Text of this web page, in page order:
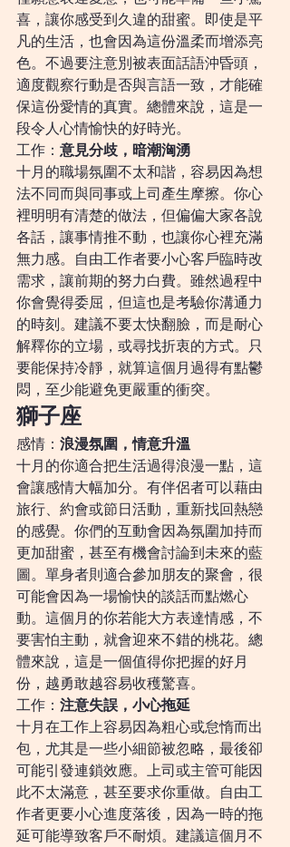
喜，讓你感受到久違的甜蜜。即使是平
凡的生活，也會因為這份溫柔而增添亮
色。不過要注意別被表面話語沖昏頭，
適度觀察行動是否與言語一致，才能確
保這份愛情的真實。總體來說，這是一
段令人心情愉快的好時光。
工作： 意見分歧，暗潮洶湧
十月的職場氛圍不太和諧，容易因為想
法不同而與同事或上司產生摩擦。你心
裡明明有清楚的做法，但偏偏大家各說
各話，讓事情推不動，也讓你心裡充滿
無力感。自由工作者要小心客戶臨時改
需求，讓前期的努力白費。雖然過程中
你會覺得委屈，但這也是考驗你溝通力
的時刻。建議不要太快翻臉，而是耐心
解釋你的立場，或尋找折衷的方式。只
要能保持冷靜，就算這個月過得有點鬱
悶，至少能避免更嚴重的衝突。
獅子座
感情： 浪漫氛圍，情意升溫
十月的你適合把生活過得浪漫一點，這
會讓感情大幅加分。有伴侶者可以藉由
旅行、約會或節日活動，重新找回熱戀
的感覺。你們的互動會因為氛圍加持而
更加甜蜜，甚至有機會討論到未來的藍
圖。單身者則適合參加朋友的聚會，很
可能會因為一場愉快的談話而點燃心
動。這個月的你若能大方表達情感，不
要害怕主動，就會迎來不錯的桃花。總
體來說，這是一個值得你把握的好月
份，越勇敢越容易收穫驚喜。
工作： 注意失誤，小心拖延
十月在工作上容易因為粗心或怠惰而出
包，尤其是一些小細節被忽略，最後卻
可能引發連鎖效應。上司或主管可能因
此不太滿意，甚至要求你重做。自由工
作者更要小心進度落後，因為一時的拖
延可能導致客戶不耐煩。建議這個月不